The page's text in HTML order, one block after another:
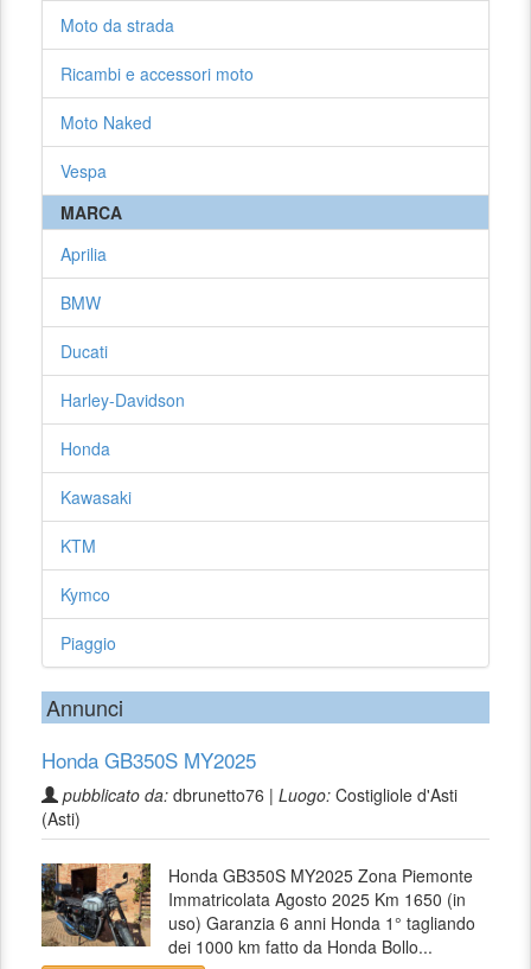
Moto da strada
Ricambi e accessori moto
Moto Naked
Vespa
MARCA
Aprilia
BMW
Ducati
Harley-Davidson
Honda
Kawasaki
KTM
Kymco
Piaggio
Annunci
Honda GB350S MY2025
pubblicato da: dbrunetto76 | Luogo: Costigliole d'Asti
(Asti)
Honda GB350S MY2025 Zona Piemonte
Immatricolata Agosto 2025 Km 1650 (in
uso) Garanzia 6 anni Honda 1° tagliando
dei 1000 km fatto da Honda Bollo...